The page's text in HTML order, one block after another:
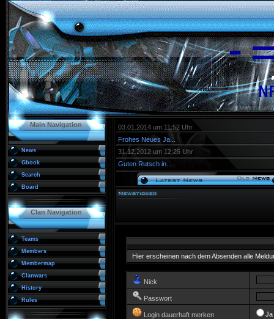
Main Navigation
News
Gbook
Search
Board
Clan Navigation
Teams
Members
Membermap
Clanwars
History
Rules
03.01.2014 um 11:52 Uhr
Frohes Neues Ja...
31.12.2012 um 12:26 Uhr
Guten Rutsch in...
Hier erscheinen nach dem Absenden alle
Nick
Passwort
Login dauerhaft merken Ja